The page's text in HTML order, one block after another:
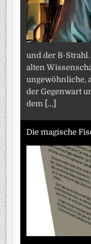
und der B-
alten
ungewöhnliche,
der Gegenwart
dem [...]
Die magische